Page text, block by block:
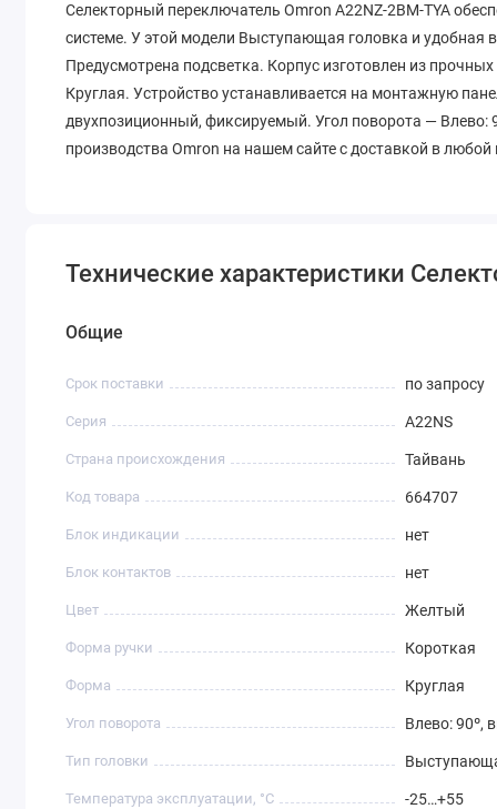
Селекторный переключатель Omron A22NZ-2BM-TYA
системе. У этой модели Выступающая головка и
Предусмотрена подсветка. Корпус изготовлен из
Круглая. Устройство устанавливается на монтажную
двухпозиционный, фиксируемый. Угол поворота — Влево:
производства Omron на нашем сайте с доставкой в любой
Технические характеристики
Общие
Срок поставки по запросу
Серия A22NS
Страна происхождения Тайвань
Код товара 664707
Блок индикации нет
Блок контактов нет
Цвет Желтый
Форма ручки Короткая
Форма Круглая
Угол поворота Влево: 90º,
Тип головки
Температура эксплуатации, °C -25…+55